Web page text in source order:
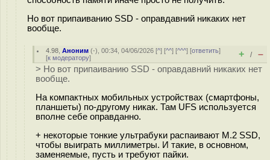
Но вот припаиванию SSD - оправдавний никаких нет
вообще.
4.98 ,Аноним (-), 00:34, 04/06/2026 [^] [^^] [^^^] [ответить]
[к модератору] + / –
> Но вот припаиванию SSD - оправдавний никаких нет
вообще.
На компактных мобильных устройствах (смартфоны,
планшеты) по-другому никак. Там UFS используется
вполне себе оправданно.
+ некоторые тонкие ультрабуки распаивают M.2 SSD,
чтобы выиграть миллиметры. И такие, в основном,
заменяемые, пусть и требуют пайки.